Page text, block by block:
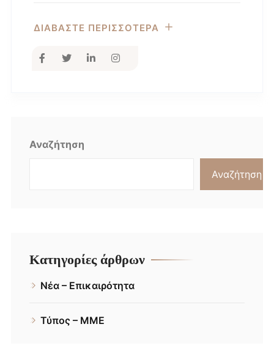
ΔΙΑΒΑΣΤΕ ΠΕΡΙΣΣΟΤΕΡΑ
Αναζήτηση
Αναζήτηση
Κατηγορίες άρθρων
Νέα – Επικαιρότητα
Τύπος – ΜΜΕ